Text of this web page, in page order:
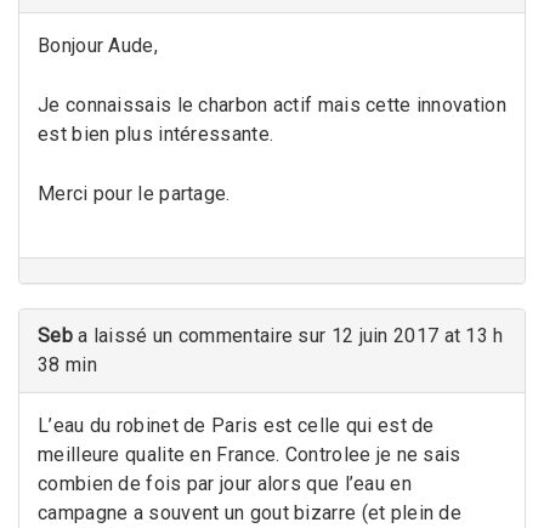
Bonjour Aude,
Je connaissais le charbon actif mais cette innovation
est bien plus intéressante.
Merci pour le partage.
Seb a laissé un commentaire sur 12 juin 2017 at 13 h
38 min
L’eau du robinet de Paris est celle qui est de
meilleure qualite en France. Controlee je ne sais
combien de fois par jour alors que l’eau en
campagne a souvent un gout bizarre (et plein de